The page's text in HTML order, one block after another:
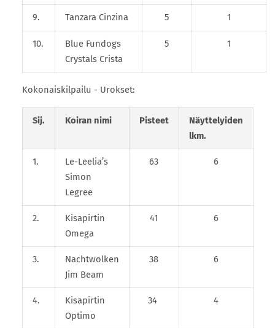
9. Tanzara Cinzina 5 1
10.
Blue Fundogs
Crystals Crista
5 1
Kokonaiskilpailu - Urokset:
Sij. Koiran nimi Pisteet
Näyttelyiden
lkm.
1.
Le-Leelia’s
Simon
Legree
63 6
2.
Kisapirtin
Omega
41 6
3.
Nachtwolken
Jim Beam
38 6
4.
Kisapirtin
Optimo
34 4